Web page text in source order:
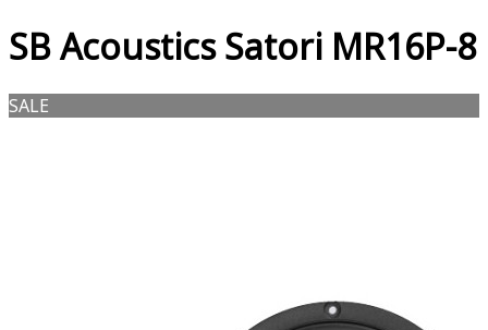
SB Acoustics Satori MR16P-8
SALE